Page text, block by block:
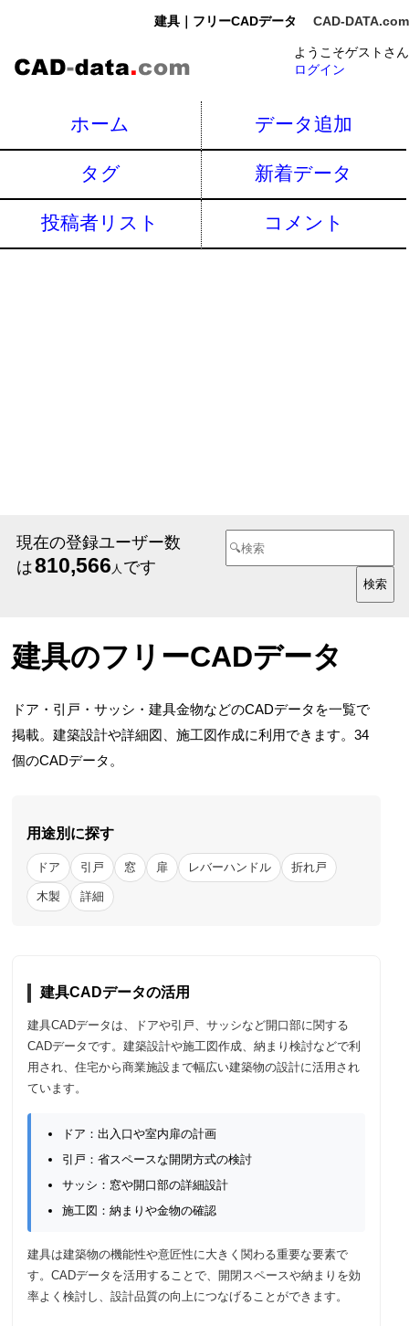
建具｜フリーCADデータ CAD-DATA.com
ようこそゲストさん
ログイン
ホーム データ追加
タグ 新着データ
投稿者リスト コメント
現在の登録ユーザー数
は810,566 人 です
建具のフリーCADデータ
ドア・引戸・サッシ・建具金物などのCADデータを一覧で
掲載。建築設計や詳細図、施工図作成に利用できます。34
個のCADデータ。
用途別に探す
ドア 引戸 窓 扉 レバーハンドル 折れ戸
木製 詳細
建具CADデータの活用
建具CADデータは、ドアや引戸、サッシなど開口部に関する
CADデータです。建築設計や施工図作成、納まり検討などで利
用され、住宅から商業施設まで幅広い建築物の設計に活用され
ています。
ドア：出入口や室内扉の計画
引戸：省スペースな開閉方式の検討
サッシ：窓や開口部の詳細設計
施工図：納まりや金物の確認
建具は建築物の機能性や意匠性に大きく関わる重要な要素で
す。CADデータを活用することで、開閉スペースや納まりを効
率よく検討し、設計品質の向上につなげることができます。